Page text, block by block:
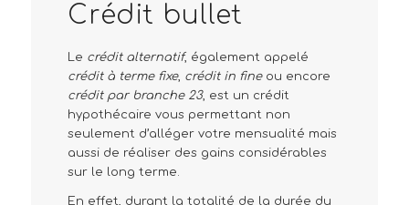
Crédit bullet
Le crédit alternatif, également appelé
crédit à terme fixe, crédit in fineou encore
crédit par branche 23, est un crédit
hypothécaire vous permettant non
seulement d’alléger votre mensualité mais
aussi de réaliser des gains considérables
sur le long terme.
En effet, durant la totalité de la durée du